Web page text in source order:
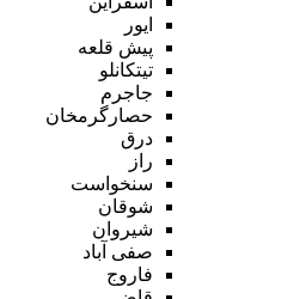
ایور
پیش قلعه
تیتکانلو
جاجرم
حصارگرمخان
درق
راز
سنخواست
شوقان
شیروان
صفی آباد
فاروج